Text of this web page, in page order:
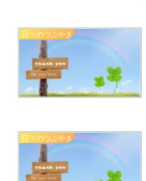
日々のつぶやき
日々のつぶやき